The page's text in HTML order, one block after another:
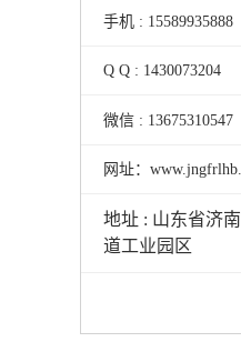
手机 :
Q Q : 1430073204
微信 : 13675310547
网址：
地址 : 山东省济
道工业园区